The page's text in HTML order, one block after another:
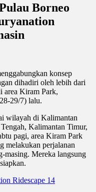
Borneo
konsep
dihadiri oleh lebih dari
area Kiram Park,
29/7) lalu.
wilayah di Kalimantan
Kalimantan Timur,
pagi, area Kiram Park
melakukan perjalanan
masing. Mereka langsung